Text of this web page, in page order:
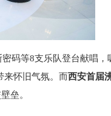
密码等8支乐队登台献唱，
来怀旧气氛。而西安首届
垒。